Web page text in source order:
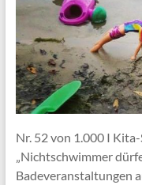
Nr. 52 von 1.000 I
„Nichtschwimmer
Badeveranstaltungen